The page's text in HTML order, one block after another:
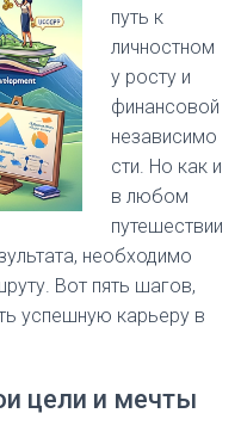
путь к
личностном
у росту и
финансовой
независимо
сти. Но как и
в любом
путешествии
необходимо
Вот пять шагов,
успешную карьеру в
цели и мечты